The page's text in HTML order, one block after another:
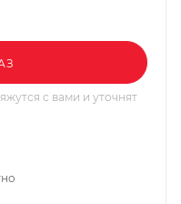
с вами и уточнят